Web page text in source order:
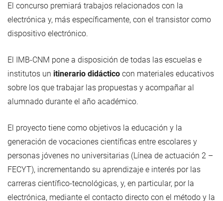
El concurso premiará trabajos relacionados con la
electrónica y, más específicamente, con el transistor como
dispositivo electrónico.
El IMB-CNM pone a disposición de todas las escuelas e
institutos un itinerario didáctico con materiales educativos
sobre los que trabajar las propuestas y acompañar al
alumnado durante el año académico.
El proyecto tiene como objetivos la educación y la
generación de vocaciones científicas entre escolares y
personas jóvenes no universitarias (Línea de actuación 2 –
FECYT), incrementando su aprendizaje e interés por las
carreras científico-tecnológicas, y, en particular, por la
electrónica, mediante el contacto directo con el método y la